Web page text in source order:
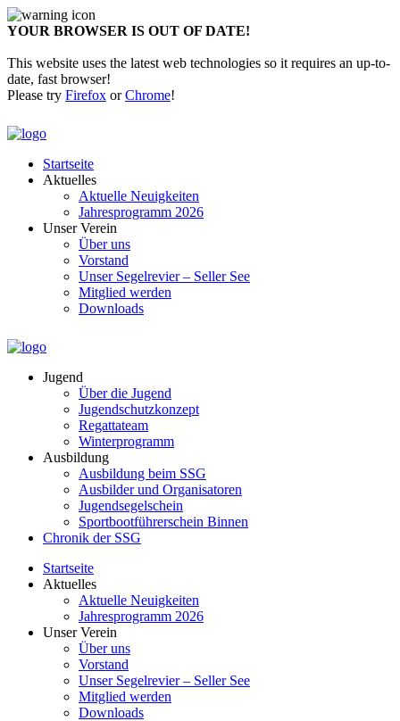
YOUR BROWSER IS OUT OF DATE!
This website uses the latest web technologies so it requires an up-to-
date, fast browser!
Please try Firefox orChrome!
Startseite
Aktuelles
Aktuelle Neuigkeiten
Jahresprogramm 2026
Unser Verein
Über uns
Vorstand
Unser Segelrevier – Seller See
Mitglied werden
Downloads
Jugend
Über die Jugend
Jugendschutzkonzept
Regattateam
Winterprogramm
Ausbildung
Ausbildung beim SSG
Ausbilder und Organisatoren
Jugendsegelschein
Sportbootführerschein Binnen
Chronik der SSG
Startseite
Aktuelles
Aktuelle Neuigkeiten
Jahresprogramm 2026
Unser Verein
Über uns
Vorstand
Unser Segelrevier – Seller See
Mitglied werden
Downloads